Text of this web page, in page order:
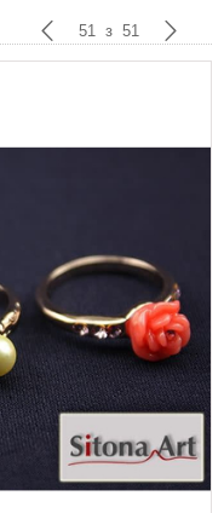
51 з 51